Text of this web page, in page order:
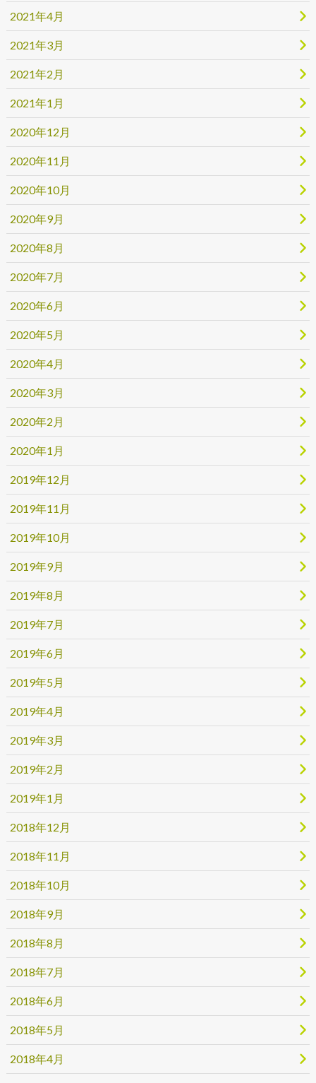
2021年4月
2021年3月
2021年2月
2021年1月
2020年12月
2020年11月
2020年10月
2020年9月
2020年8月
2020年7月
2020年6月
2020年5月
2020年4月
2020年3月
2020年2月
2020年1月
2019年12月
2019年11月
2019年10月
2019年9月
2019年8月
2019年7月
2019年6月
2019年5月
2019年4月
2019年3月
2019年2月
2019年1月
2018年12月
2018年11月
2018年10月
2018年9月
2018年8月
2018年7月
2018年6月
2018年5月
2018年4月